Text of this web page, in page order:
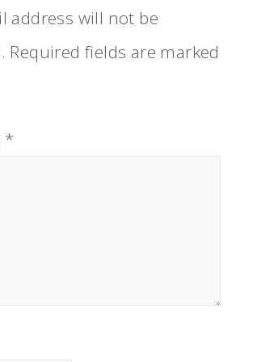
address will not be
Required fields are marked
*